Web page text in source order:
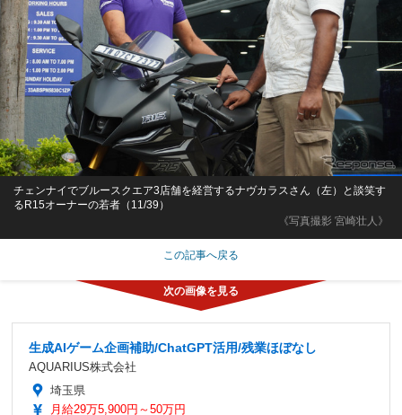
《写真撮影 宮崎壮人》
チェンナイでブルースクエア3店舗を経営するナヴカラスさん（左）と談笑す
るR15オーナーの若者（11/39）
この記事へ戻る
生成AIゲーム企画補助/ChatGPT活用/残業ほぼなし
AQUARIUS株式会社
埼玉県
月給29万5,900円～50万円